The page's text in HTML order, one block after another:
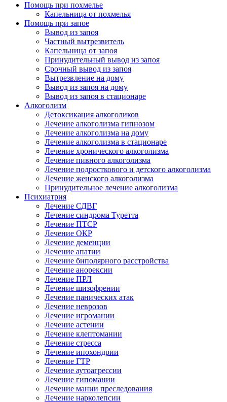
Помощь при похмелье
Капельница от похмелья
Помощь при запое
Вывод из запоя
Частный вытрезвитель
Капельница от запоя
Принудительный вывод из запоя
Срочный вывод из запоя
Вытрезвление на дому
Вывод из запоя на дому
Вывод из запоя в стационаре
Алкоголизм
Детоксикация алкоголиков
Лечение алкоголизма гипнозом
Лечение алкоголизма на дому
Лечение алкоголизма в стационаре
Лечение хронического алкоголизма
Лечение пивного алкоголизма
Лечение подросткового и детского алкоголизма
Лечение женского алкоголизма
Принудительное лечение алкоголизма
Психиатрия
Лечение СДВГ
Лечение синдрома Туретта
Лечение ПТСР
Лечение ОКР
Лечение деменции
Лечение апатии
Лечение биполярного расстройства
Лечение анорексии
Лечение ПРЛ
Лечение шизофрении
Лечение панических атак
Лечение неврозов
Лечение игромании
Лечение астении
Лечение клептомании
Лечение стресса
Лечение ипохондрии
Лечение ГТР
Лечение аутоагрессии
Лечение гипомании
Лечение мании преследования
Лечение нарколепсии